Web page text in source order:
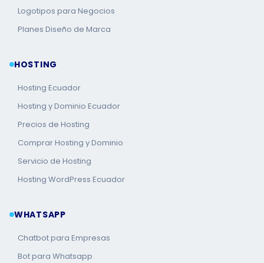
Logotipos para Negocios
Planes Diseño de Marca
HOSTING
Hosting Ecuador
Hosting y Dominio Ecuador
Precios de Hosting
Comprar Hosting y Dominio
Servicio de Hosting
Hosting WordPress Ecuador
WHATSAPP
Chatbot para Empresas
Bot para Whatsapp